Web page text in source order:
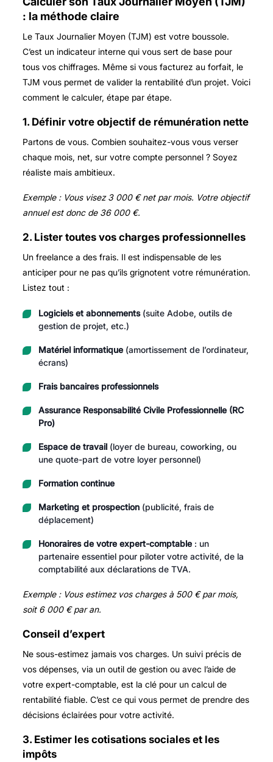
: la méthode claire
Le Taux Journalier Moyen (TJM) est votre boussole.
C’est un indicateur interne qui vous sert de base pour
tous vos chiffrages. Même si vous facturez au forfait, le
TJM vous permet de valider la rentabilité d’un projet. Voici
comment le calculer, étape par étape.
1. Définir votre objectif de rémunération nette
Partons de vous. Combien souhaitez-vous vous verser
chaque mois, net, sur votre compte personnel ? Soyez
réaliste mais ambitieux.
Exemple : Vous visez 3 000 € net par mois. Votre objectif
annuel est donc de 36 000 €.
2. Lister toutes vos charges professionnelles
Un freelance a des frais. Il est indispensable de les
anticiper pour ne pas qu’ils grignotent votre rémunération.
Listez tout :
Logiciels et abonnements(suite Adobe, outils de
gestion de projet, etc.)
Matériel informatique(amortissement de l’ordinateur,
écrans)
Frais bancaires professionnels
Assurance Responsabilité Civile Professionnelle (RC
Pro)
Espace de travail(loyer de bureau, coworking, ou
une quote-part de votre loyer personnel)
Formation continue
Marketing et prospection(publicité, frais de
déplacement)
Honoraires de votre expert-comptable: un
partenaire essentiel pour piloter votre activité, de la
comptabilité aux déclarations de TVA.
Exemple : Vous estimez vos charges à 500 € par mois,
soit 6 000 € par an.
Conseil d’expert
Ne sous-estimez jamais vos charges. Un suivi précis de
vos dépenses, via un outil de gestion ou avec l’aide de
votre expert-comptable, est la clé pour un calcul de
rentabilité fiable. C’est ce qui vous permet de prendre des
décisions éclairées pour votre activité.
3. Estimer les cotisations sociales et les
impôts